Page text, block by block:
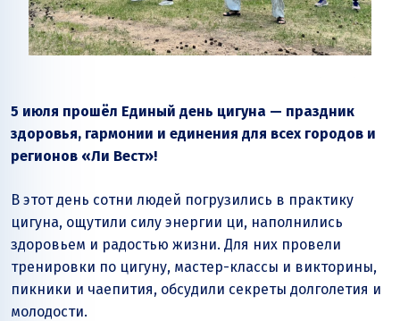
5 июля прошёл Единый день цигуна — праздник
здоровья, гармонии и единения для всех городов и
регионов «Ли Вест»!
В этот день сотни людей погрузились в практику
цигуна, ощутили силу энергии ци, наполнились
здоровьем и радостью жизни. Для них провели
тренировки по цигуну, мастер-классы и викторины,
пикники и чаепития, обсудили секреты долголетия и
молодости.